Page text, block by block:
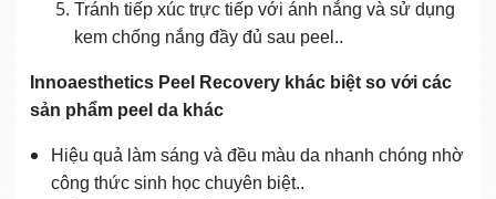
Tránh tiếp xúc trực tiếp với ánh nắng và sử dụng
kem chống nắng đầy đủ sau peel..
Innoaesthetics Peel Recovery khác biệt so với các
sản phẩm peel da khác
Hiệu quả làm sáng và đều màu da nhanh chóng nhờ
công thức sinh học chuyên biệt..